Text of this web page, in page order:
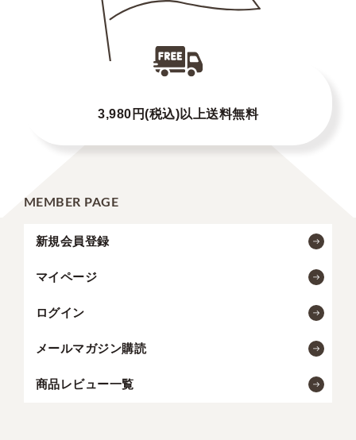
3,980円(税込)以上送料無料
MEMBER PAGE
新規会員登録
マイページ
ログイン
メールマガジン購読
商品レビュー一覧